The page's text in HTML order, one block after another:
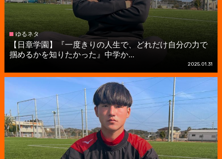
ゆるネタ
【日章学園】『一度きりの人生で、どれだけ自分の力で
掴めるかを知りたかった』中学か...
2025.01.31